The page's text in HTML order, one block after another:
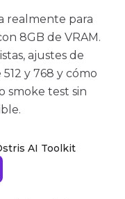
realmente para
8GB de VRAM.
ajustes de
y 768 y cómo
smoke test sin
AI Toolkit